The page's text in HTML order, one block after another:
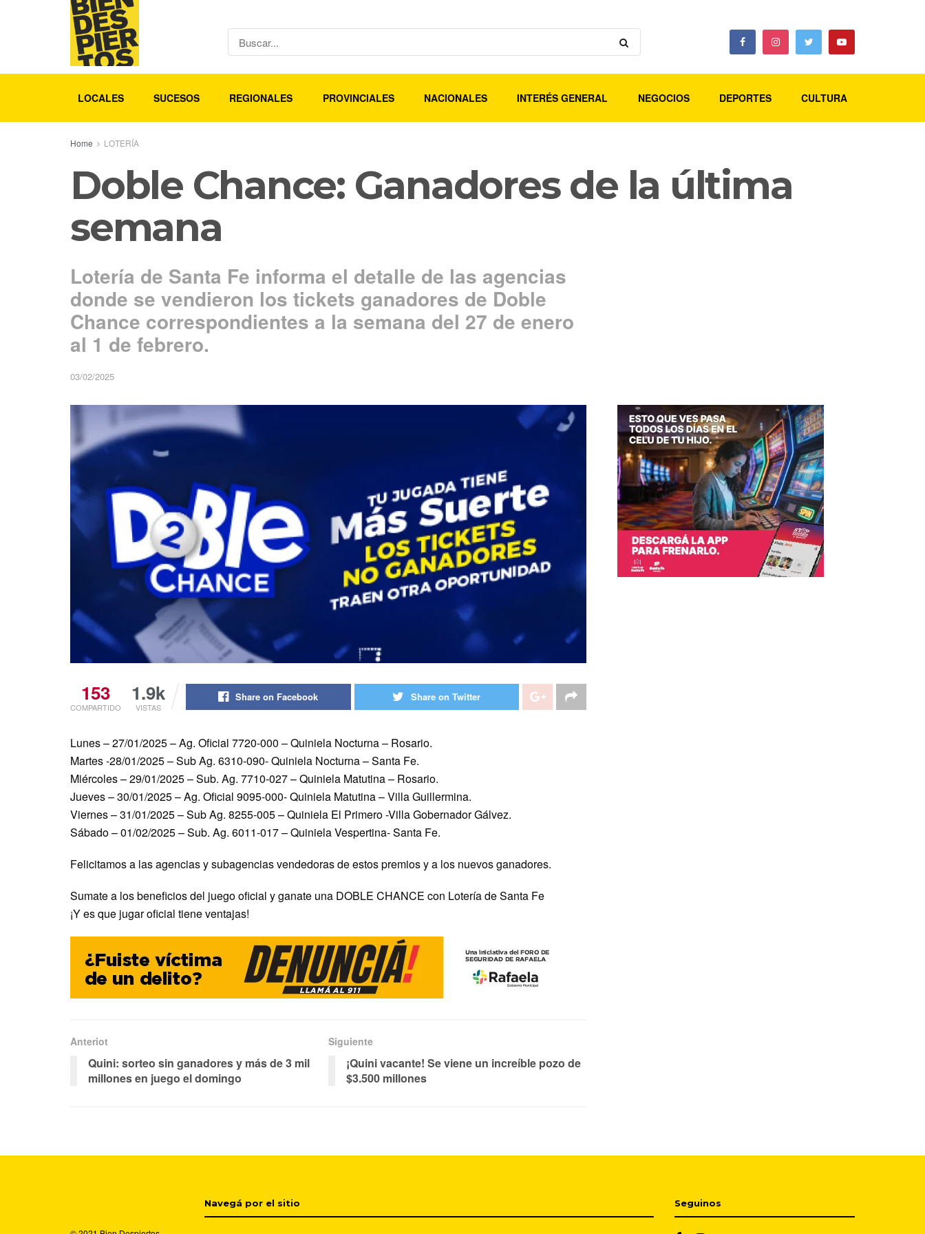
LOCALES SUCESOS REGIONALES PROVINCIALES NACIONALES INTERÉS GENERAL NEGOCIOS DEPORTES CULTURA
Home LOTERÍA
Doble Chance: Ganadores de la última
semana
Lotería de Santa Fe informa el detalle de las agencias
donde se vendieron los tickets ganadores de Doble
Chance correspondientes a la semana del 27 de enero
al 1 de febrero.
03/02/2025
153
COMPARTIDO
1.9k
VISTAS
Share on Facebook Share on Twitter
Lunes – 27/01/2025 – Ag. Oficial 7720-000 – Quiniela Nocturna – Rosario.
Martes -28/01/2025 – Sub Ag. 6310-090- Quiniela Nocturna – Santa Fe.
Miércoles – 29/01/2025 – Sub. Ag. 7710-027 – Quiniela Matutina – Rosario.
Jueves – 30/01/2025 – Ag. Oficial 9095-000- Quiniela Matutina – Villa Guillermina.
Viernes – 31/01/2025 – Sub Ag. 8255-005 – Quiniela El Primero -Villa Gobernador Gálvez.
Sábado – 01/02/2025 – Sub. Ag. 6011-017 – Quiniela Vespertina- Santa Fe.
Felicitamos a las agencias y subagencias vendedoras de estos premios y a los nuevos ganadores.
Sumate a los beneficios del juego oficial y ganate una DOBLE CHANCE con Lotería de Santa Fe
¡Y es que jugar oficial tiene ventajas!
Anteriot
Quini: sorteo sin ganadores y más de 3 mil
millones en juego el domingo
Siguiente
¡Quini vacante! Se viene un increíble pozo de
$3.500 millones
Navegá por el sitio Seguinos